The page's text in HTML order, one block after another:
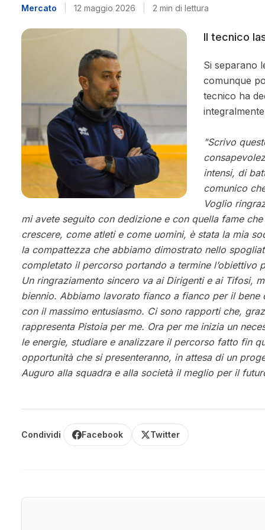
Mercato 12 maggio 2026 2 min di lettura
Il tecnico
Si separano
comunque
tecnico ha
"Scrivo
intensi, di
comunico
Voglio
mi avete seguito con dedizione e con quella fame
crescere, come atleti e come uomini, è stata la mia
la compattezza che abbiamo dimostrato nello
completato il percorso portando a termine l’obiettivo
Un ringraziamento sincero va ai Dirigenti e ai Tifosi,
biennio. Abbiamo lavorato fianco a fianco per il
con il massimo entusiasmo. Ci sono rapporti che,
rappresenta Pistoia per me. Ora per me inizia un
le energie, studiare e analizzare il percorso fatto fin
opportunità che si presenteranno, in attesa di un
Auguro alla squadra e alla società il meglio per il
Condividi Facebook Twitter